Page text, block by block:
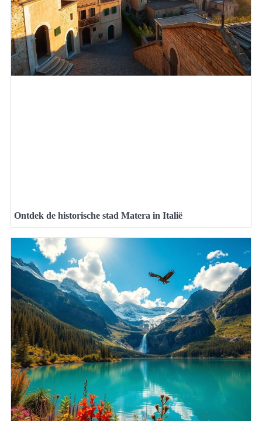
Ontdek de historische stad Matera in Italië